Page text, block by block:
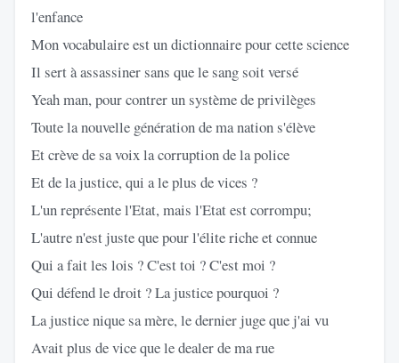
l'enfance
Mon vocabulaire est un dictionnaire pour cette science
Il sert à assassiner sans que le sang soit versé
Yeah man, pour contrer un système de privilèges
Toute la nouvelle génération de ma nation s'élève
Et crève de sa voix la corruption de la police
Et de la justice, qui a le plus de vices ?
L'un représente l'Etat, mais l'Etat est corrompu;
L'autre n'est juste que pour l'élite riche et connue
Qui a fait les lois ? C'est toi ? C'est moi ?
Qui défend le droit ? La justice pourquoi ?
La justice nique sa mère, le dernier juge que j'ai vu
Avait plus de vice que le dealer de ma rue